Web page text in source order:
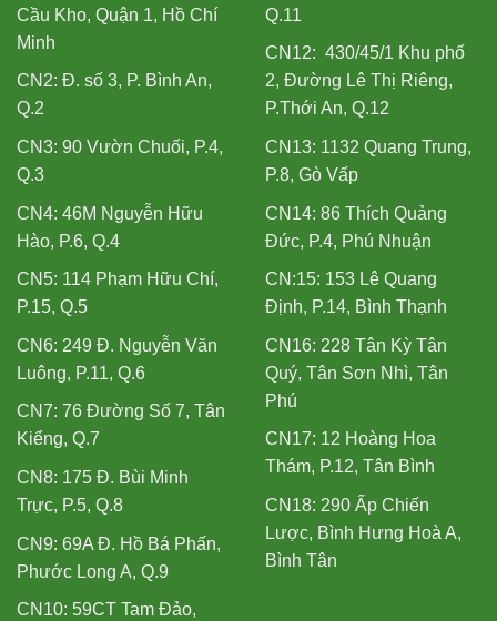
Cầu Kho, Quận 1, Hồ Chí
Minh
CN2: Đ. số 3, P. Bình An,
Q.2
CN3: 90 Vườn Chuối, P.4,
Q.3
CN4: 46M Nguyễn Hữu
Hào, P.6, Q.4
CN5: 114 Phạm Hữu Chí,
P.15, Q.5
CN6: 249 Đ. Nguyễn Văn
Luông, P.11, Q.6
CN7: 76 Đường Số 7, Tân
Kiểng, Q.7
CN8: 175 Đ. Bùi Minh
Trực, P.5, Q.8
CN9: 69A Đ. Hồ Bá Phấn,
Phước Long A, Q.9
CN10: 59CT Tam Đảo,
Q.11
CN12: 430/45/1 Khu phố
2, Đường Lê Thị Riêng,
P.Thới An, Q.12
CN13: 1132 Quang Trung,
P.8, Gò Vấp
CN14: 86 Thích Quảng
Đức, P.4, Phú Nhuận
CN:15: 153 Lê Quang
Định, P.14, Bình Thạnh
CN16: 228 Tân Kỳ Tân
Quý, Tân Sơn Nhì, Tân
Phú
CN17: 12 Hoàng Hoa
Thám, P.12, Tân Bình
CN18: 290 Ấp Chiến
Lược, Bình Hưng Hoà A,
Bình Tân